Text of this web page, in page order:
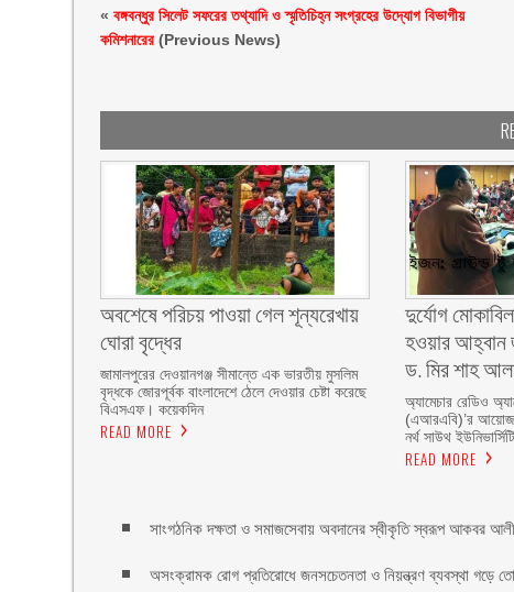
«বঙ্গবন্ধুর সিলেট সফরের তথ্যাদি ও স্মৃতিচিহ্ন সংগ্রহের উদ্যোগ বিভাগীয়
কমিশনারের(Previous News)
অবশেষে পরিচয় পাওয়া গেল শূন্যরেখায়
ঘোরা বৃদ্ধের
জামালপুরের দেওয়ানগঞ্জ সীমান্তে এক ভারতীয় মুসলিম
বৃদ্ধকে জোরপূর্বক বাংলাদেশে ঠেলে দেওয়ার চেষ্টা করেছে
বিএসএফ। কয়েকদিন
READ MORE
দুর্যোগ
হওয়ার আহ্বান
ড. মির শাহ
অ্যামেচার রেডিও
(এআরএবি)’র
নর্থ সাউথ
READ MORE
সাংগঠনিক দক্ষতা ও সমাজসেবায় অবদানের স্বীকৃতি স্বরূপ আকবর
অসংক্রামক রোগ প্রতিরোধে জনসচেতনতা ও নিয়ন্ত্রণ ব্যবস্থা গড়ে